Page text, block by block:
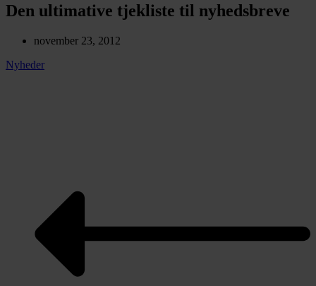
Den ultimative tjekliste til nyhedsbreve
november 23, 2012
Nyheder